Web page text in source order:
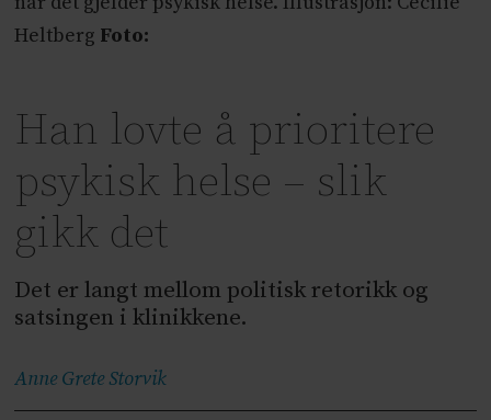
Heltberg Foto:
Han lovte å prioritere
psykisk helse – slik
gikk det
Det er langt mellom politisk retorikk og
satsingen i klinikkene.
Anne Grete Storvik